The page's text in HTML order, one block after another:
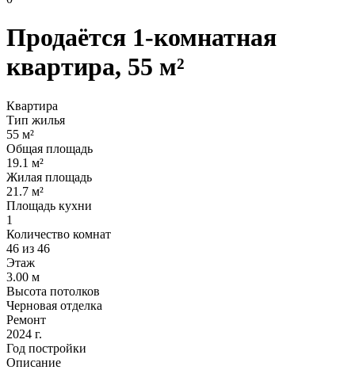
Продаётся 1-комнатная
квартира, 55 м²
Квартира
Тип жилья
55 м²
Общая площадь
19.1 м²
Жилая площадь
21.7 м²
Площадь кухни
1
Количество комнат
46 из 46
Этаж
3.00 м
Высота потолков
Черновая отделка
Ремонт
2024 г.
Год постройки
Описание